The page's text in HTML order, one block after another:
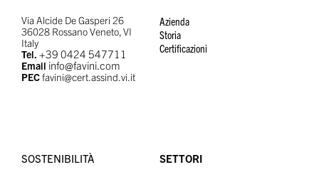
Via Alcide De Gasperi 26
36028 Rossano Veneto, VI
Italy
Tel. +39 0424 547711
Email info@favini.com
PECfavini@cert.assind.vi.it
Azienda
Storia
Certificazioni
SOSTENIBILITÀ
SETTORI